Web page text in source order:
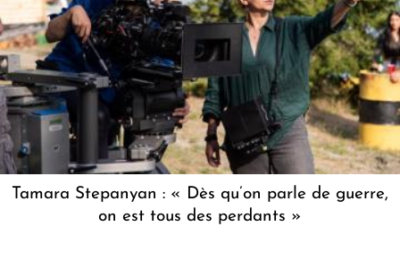
Tamara Stepanyan : « Dès qu’on parle de guerre,
on est tous des perdants »